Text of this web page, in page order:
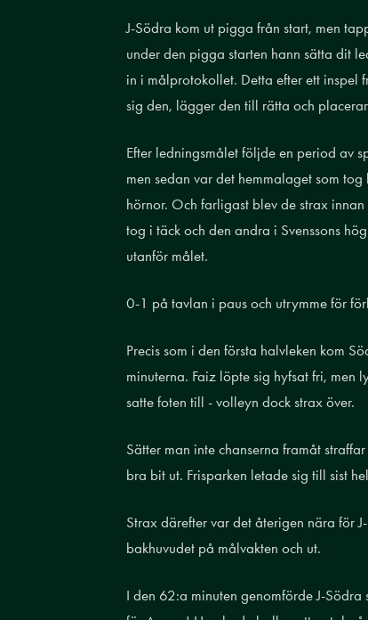
J-Södra kom ut pigga från start, men
under den pigga starten hann sätta dit
in i målprotokollet. Detta efter ett inspel
sig den, lägger den till rätta och
Efter ledningsmålet följde en period av
men sedan var det hemmalaget som
hörnor. Och farligast blev de strax
tog i täck och den andra i Svenssons
utanför målet.
0-1 på tavlan i paus och utrymme för
Precis som i den första halvleken kom
minuterna. Faiz löpte sig hyfsat fri, men
satte foten till - volleyn dock strax över.
Sätter man inte chanserna framåt
bra bit ut. Frisparken letade sig till sist
Strax därefter var det återigen nära för
bakhuvudet på målvakten och ut.
I den 62:a minuten genomförde J-